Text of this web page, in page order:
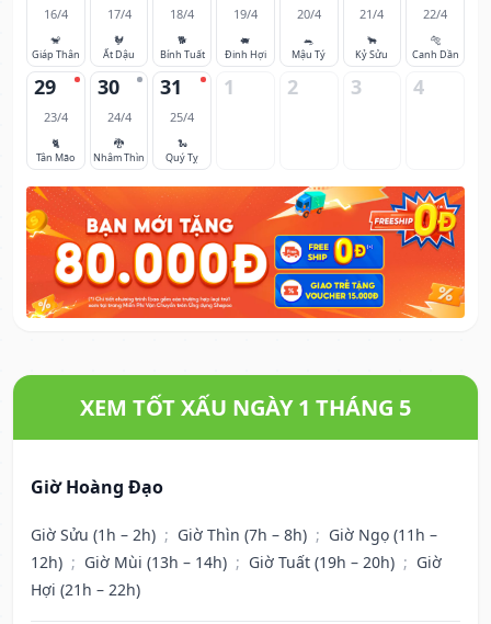
16/4
🐒
Giáp Thân
17/4
🐓
Ất Dậu
18/4
🐕
Bính Tuất
19/4
🐖
Đinh Hợi
20/4
🐀
Mậu Tý
21/4
🐂
Kỷ Sửu
22/4
🐅
Canh Dần
29
23/4
🐈
Tân Mão
30
24/4
🐉
Nhâm Thìn
31
25/4
🐍
Quý Tỵ
1 2 3 4
XEM TỐT XẤU NGÀY 1 THÁNG 5
Giờ Hoàng Đạo
Giờ Sửu (1h – 2h) ; Giờ Thìn (7h – 8h) ; Giờ Ngọ (11h –
12h) ; Giờ Mùi (13h – 14h) ; Giờ Tuất (19h – 20h) ; Giờ
Hợi (21h – 22h)